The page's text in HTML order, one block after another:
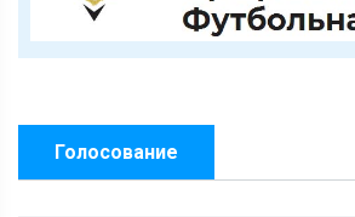
Голосование